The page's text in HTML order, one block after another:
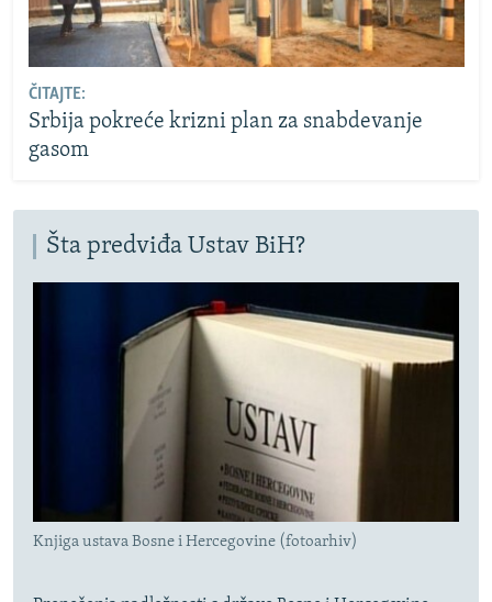
ČITAJTE:
Srbija pokreće krizni plan za snabdevanje
gasom
Šta predviđa Ustav BiH?
Knjiga ustava Bosne i Hercegovine (fotoarhiv)